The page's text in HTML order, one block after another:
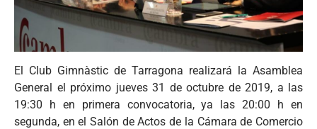
El Club Gimnàstic de Tarragona realizará la Asamblea
General el próximo jueves 31 de octubre de 2019, a las
19:30 h en primera convocatoria, ya las 20:00 h en
segunda, en el Salón de Actos de la Cámara de Comercio